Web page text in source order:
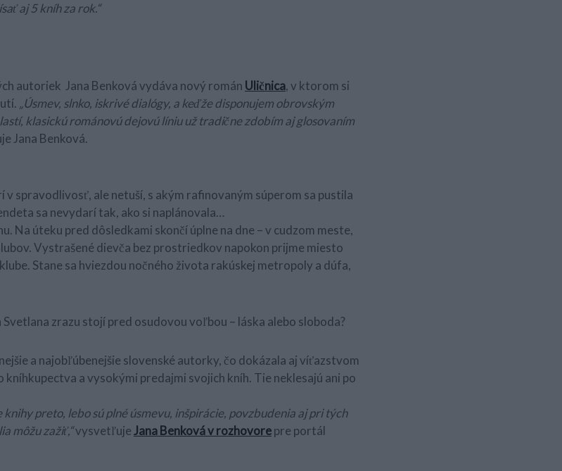
aj 5 kníh za rok.“
autoriek Jana Benková vydáva nový román Uličnica, v ktorom si
„Úsmev, slnko, iskrivé dialógy, a keďže disponujem obrovským
klasickú románovú dejovú líniu už tradične zdobím aj glosovaním
Jana Benková.
v spravodlivosť, ale netuší, s akým rafinovaným súperom sa pustila
sa nevydarí tak, ako si naplánovala…
Na úteku pred dôsledkami skončí úplne na dne – v cudzom meste,
Vystrašené dievča bez prostriedkov napokon prijme miesto
Stane sa hviezdou nočného života rakúskej metropoly a dúfa,
zrazu stojí pred osudovou voľbou – láska alebo sloboda?
a najobľúbenejšie slovenské autorky, čo dokázala aj víťazstvom
a vysokými predajmi svojich kníh. Tie neklesajú ani po
preto, lebo sú plné úsmevu, inšpirácie, povzbudenia aj pri tých
môžu zažiť,“vysvetľujeJana Benková v rozhovorepre portál